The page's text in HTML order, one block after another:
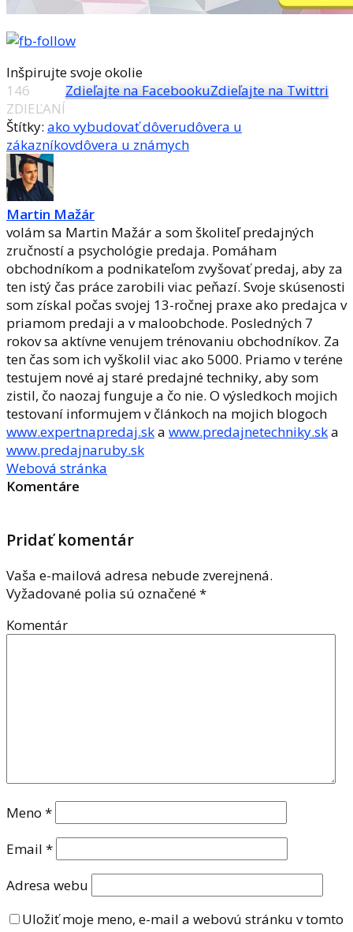
Inšpirujte svoje okolie
146
ZDIEĽANÍ
Zdieľajte na FacebookuZdieľajte na Twittri
Štítky: ako vybudovať dôverudôvera u
zákazníkovdôvera u známych
Martin Mažár
volám sa Martin Mažár a som školiteľ predajných
zručností a psychológie predaja. Pomáham
obchodníkom a podnikateľom zvyšovať predaj, aby za
ten istý čas práce zarobili viac peňazí. Svoje skúsenosti
som získal počas svojej 13-ročnej praxe ako predajca v
priamom predaji a v maloobchode. Posledných 7
rokov sa aktívne venujem trénovaniu obchodníkov. Za
ten čas som ich vyškolil viac ako 5000. Priamo v teréne
testujem nové aj staré predajné techniky, aby som
zistil, čo naozaj funguje a čo nie. O výsledkoch mojich
testovaní informujem v článkoch na mojich blogoch
www.expertnapredaj.ska www.predajnetechniky.ska
www.predajnaruby.sk
Webová stránka
Komentáre
Pridať komentár
Vaša e-mailová adresa nebude zverejnená.
Vyžadované polia sú označené*
Komentár
Meno *
Email *
Adresa webu
Uložiť moje meno, e-mail a webovú stránku v tomto